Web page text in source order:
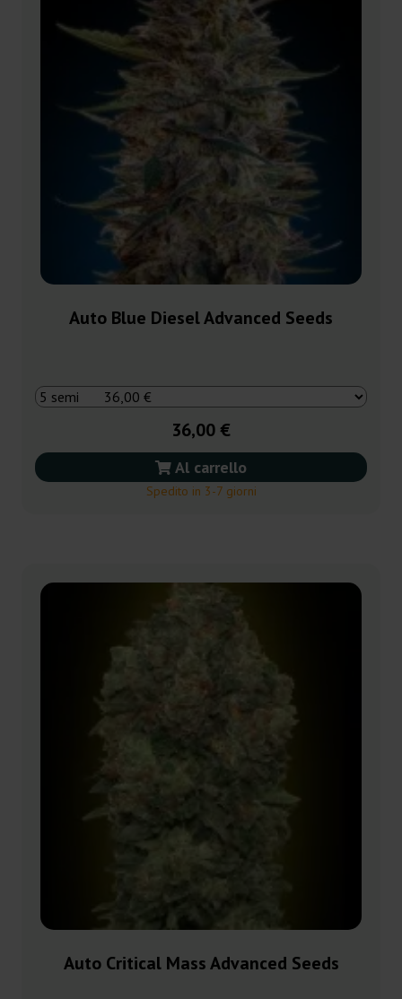
Auto Blue Diesel Advanced Seeds
36,00 €
Al carrello
Spedito in 3-7 giorni
Auto Critical Mass Advanced Seeds